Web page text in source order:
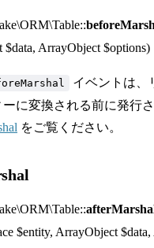
$data, ArrayObject $options)
イベントは、
ーに変換される前に発行
をご覧ください。
$entity, ArrayObject